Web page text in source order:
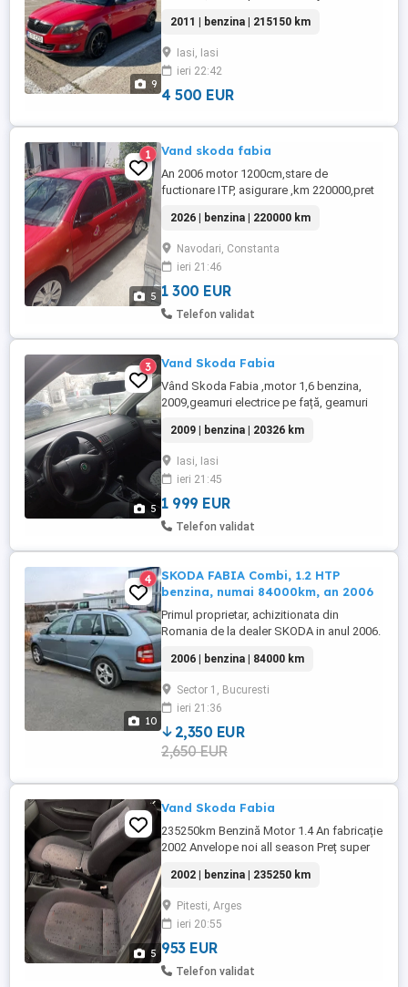
9
origine: România Proprietar: al doilea
Ediție Specială Monte Carlo: Plafon negru
Jante aluminiu originale Monte Carlo
Praguri Monte Carlo Roată de rezervă
Dotări & confort: Geamuri electrice ...
2011 | benzina | 215150 km
Iasi, Iasi
ieri 22:42
4 500 EUR
5
1 Vand skoda fabia
An 2006 motor 1200cm,stare de
fuctionare ITP, asigurare ,km 220000,pret
2026 | benzina | 220000 km
Navodari, Constanta
ieri 21:46
1 300 EUR
Telefon validat
5
3 Vand Skoda Fabia
Vând Skoda Fabia ,motor 1,6 benzina,
2009,geamuri electrice pe față, geamuri
multe detalii la nr de telefon .
2009 | benzina | 20326 km
Iasi, Iasi
ieri 21:45
1 999 EUR
Telefon validat
10
4
SKODA FABIA Combi, 1.2 HTP
benzina, numai 84000km, an 2006
Primul proprietar, achizitionata din
Romania de la dealer SKODA in anul 2006.
rulata, are doar 84200km, mai mult a stat
in ultimii 8ani. Stare tehnica foarte buna,
ultima revizie efectuata in iunie 2025, nu
mai trebuie inlocuit nimic, totul
functioneaza ok. Are ...
2006 | benzina | 84000 km
Sector 1, Bucuresti
ieri 21:36
2,350 EUR
2,650 EUR
5
Vand Skoda Fabia
235250km Benzină Motor 1.4 An fabricație
2002 Anvelope noi all season Preț super
2002 | benzina | 235250 km
Pitesti, Arges
ieri 20:55
953 EUR
Telefon validat